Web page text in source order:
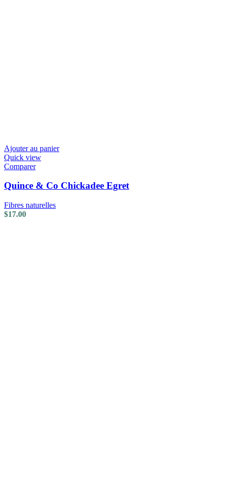
Ajouter au panier
Quick view
Comparer
Quince & Co Chickadee Egret
Fibres naturelles
$17.00